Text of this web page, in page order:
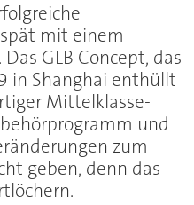
mit einem
GLB Concept, das
in Shanghai enthüllt
Mittelklasse-
und
zum
geben, denn das